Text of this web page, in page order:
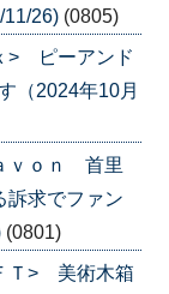
11/26) (0805)
> ピーアンド
（2024年10月
ｖｏｎ 首里
求でファン
(0801)
Ｔ> 美術木箱